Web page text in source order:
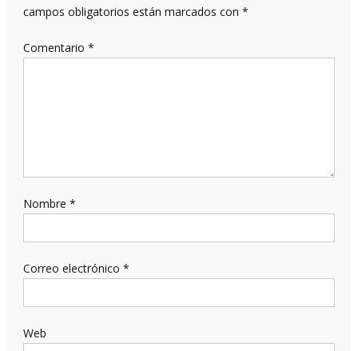
campos obligatorios están marcados con *
Comentario *
Nombre *
Correo electrónico *
Web